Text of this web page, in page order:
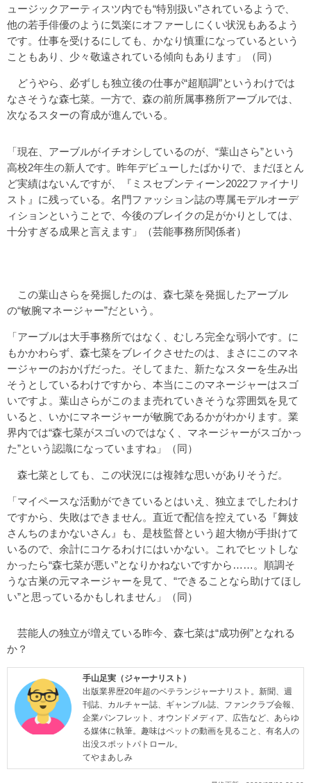
ュージックアーティスツ内でも“特別扱い”されているようで、
他の若手俳優のように気楽にオファーしにくい状況もあるよう
です。仕事を受けるにしても、かなり慎重になっているという
こともあり、少々敬遠されている傾向もあります」（同）
どうやら、必ずしも独立後の仕事が“超順調”というわけでは
なさそうな森七菜。一方で、森の前所属事務所アーブルでは、
次なるスターの育成が進んでいる。
「現在、アーブルがイチオシしているのが、“葉山さら”という
高校2年生の新人です。昨年デビューしたばかりで、まだほとん
ど実績はないんですが、『ミスセブンティーン2022ファイナリ
スト』に残っている。名門ファッション誌の専属モデルオーデ
ィションということで、今後のブレイクの足がかりとしては、
十分すぎる成果と言えます」（芸能事務所関係者）
この葉山さらを発掘したのは、森七菜を発掘したアーブル
の“敏腕マネージャー”だという。
「アーブルは大手事務所ではなく、むしろ完全な弱小です。に
もかかわらず、森七菜をブレイクさせたのは、まさにこのマネ
ージャーのおかげだった。そしてまた、新たなスターを生み出
そうとしているわけですから、本当にこのマネージャーはスゴ
いですよ。葉山さらがこのまま売れていきそうな雰囲気を見て
いると、いかにマネージャーが敏腕であるかがわかります。業
界内では“森七菜がスゴいのではなく、マネージャーがスゴかっ
た”という認識になっていますね」（同）
森七菜としても、この状況には複雑な思いがありそうだ。
「マイペースな活動ができているとはいえ、独立までしたわけ
ですから、失敗はできません。直近で配信を控えている『舞妓
さんちのまかないさん』も、是枝監督という超大物が手掛けて
いるので、余計にコケるわけにはいかない。これでヒットしな
かったら“森七菜が悪い”となりかねないですから……。順調そ
うな古巣の元マネージャーを見て、“できることなら助けてほし
い”と思っているかもしれません」（同）
芸能人の独立が増えている昨今、森七菜は“成功例”となれる
か？
手山足実（ジャーナリスト）
出版業界歴20年超のベテランジャーナリスト。新聞、週
刊誌、カルチャー誌、ギャンブル誌、ファンクラブ会報、
企業パンフレット、オウンドメディア、広告など、あらゆ
る媒体に執筆。趣味はペットの動画を見ること、有名人の
出没スポットパトロール。
てやまあしみ